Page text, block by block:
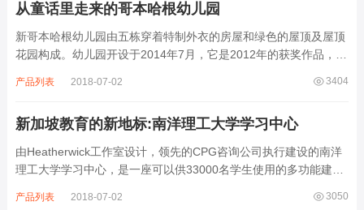
从童话里走来的哥本哈根幼儿园
新哥本哈根幼儿园由五栋穿着特制外衣的房屋和绿色的屋顶及屋顶
花园构成。幼儿园开设于2014年7月，它是2012年的获奖作品，是
COBE想借此项目创建一个世界级的日间护理中心。一个儿童成长
3404
产品列表 2018-07-02
新加坡教育的新地标:南洋理工大学学习中心
由Heatherwick工作室设计，领先的CPG咨询公司执行建设的南洋
理工大学学习中心，是一座可以供33000名学生使用的多功能建
工大学则提出要一个与现代教学方式相适应的独一无二的设计。随
3050
产品列表 2018-07-02